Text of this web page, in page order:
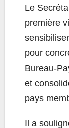
Le
première
pour
Bureau-
et
pays
Il a